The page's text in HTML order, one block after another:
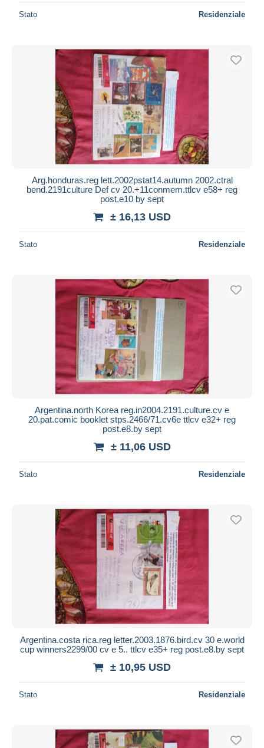
Stato Residenziale
Arg.honduras.reg lett.2002pstat14.autumn 2002.ctral
bend.2191culture Def cv 20.+11conmem.ttlcv e58+ reg
post.e10 by sept
± 16,13 USD
Stato Residenziale
Argentina.north Korea reg.in2004.2191.culture.cv e
20.pat.comic booklet stps.2466/71.cv6e ttlcv e32+ reg
post.e8.by sept
± 11,06 USD
Stato Residenziale
Argentina.costa rica.reg letter.2003.1876.bird.cv 30 e.world
cup winners2299/00 cv e 5.. ttlcv e35+ reg post.e8.by sept
± 10,95 USD
Stato Residenziale